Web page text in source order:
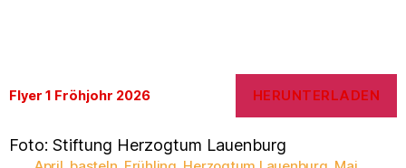
Flyer 1 Fröhjohr 2026 HERUNTERLADEN
Foto: Stiftung Herzogtum Lauenburg